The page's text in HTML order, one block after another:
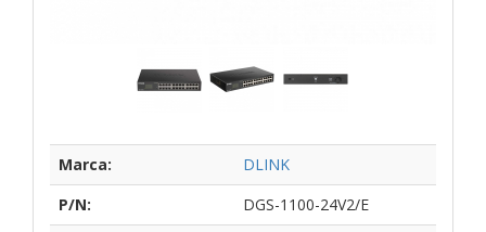
Marca:
DLINK
P/N:
DGS-1100-24V2/E